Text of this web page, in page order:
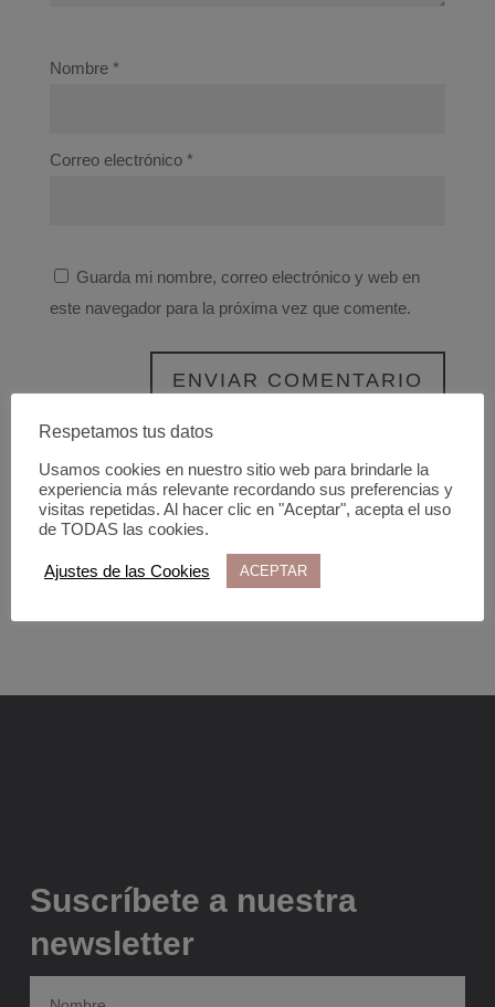
Nombre *
Correo electrónico *
Guarda mi nombre, correo electrónico y web en
este navegador para la próxima vez que comente.
Suscríbete a nuestra
newsletter
Respetamos tus datos
Usamos cookies en nuestro sitio web para brindarle la
experiencia más relevante recordando sus preferencias y
visitas repetidas. Al hacer clic en "Aceptar", acepta el uso
de TODAS las cookies.
Ajustes de las Cookies ACEPTAR